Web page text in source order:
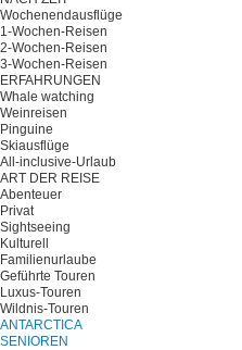
Wochenendausflüge
1-Wochen-Reisen
2-Wochen-Reisen
3-Wochen-Reisen
ERFAHRUNGEN
Whale watching
Weinreisen
Pinguine
Skiausflüge
All-inclusive-Urlaub
ART DER REISE
Abenteuer
Privat
Sightseeing
Kulturell
Familienurlaube
Geführte Touren
Luxus-Touren
Wildnis-Touren
ANTARCTICA
SENIOREN